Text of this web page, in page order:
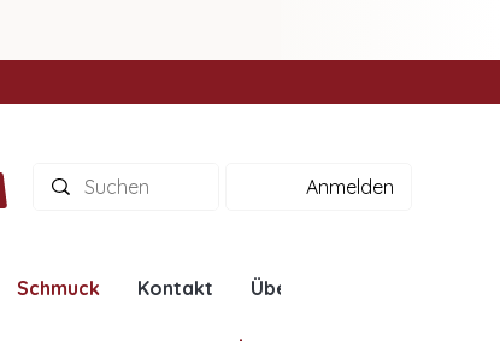
Anmelden
Schmuck Kontakt Über uns